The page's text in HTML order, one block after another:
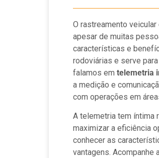
O rastreamento
apesar de muitas
características e
rodoviárias e serve
falamos em telemetria
a medição e
com operações em
A telemetria tem íntima
maximizar a eficiência
conhecer as
vantagens. Acompanhe